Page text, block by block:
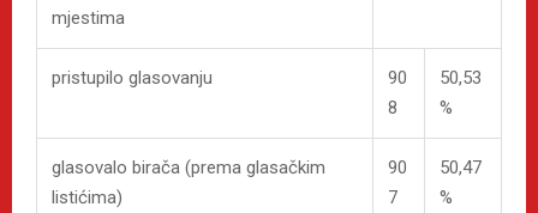
mjestima
pristupilo glasovanju
90
8
50,53
%
glasovalo birača (prema glasačkim
listićima)
90
7
50,47
%